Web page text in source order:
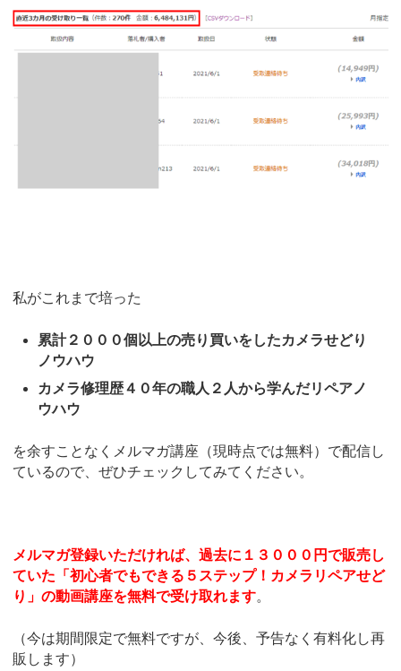
私がこれまで培った
累計２０００個以上の売り買いをしたカメラせどり
ノウハウ
カメラ修理歴４０年の職人２人から学んだリペアノ
ウハウ
を余すことなくメルマガ講座（現時点では無料）で配信し
ているので、ぜひチェックしてみてください。
メルマガ登録いただければ、過去に１３０００円で販売し
ていた「初心者でもできる５ステップ！カメラリペアせど
り」の動画講座を無料で受け取れます。
（今は期間限定で無料ですが、今後、予告なく有料化し再
販します）